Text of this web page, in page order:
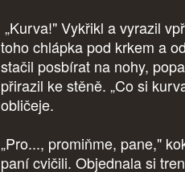
„Kurva!" Vykřikl a vyrazil
toho chlápka pod krkem a
stačil posbírat na nohy,
přirazil ke stěně. „Co si
obličeje.
„Pro..., promiňme, pane,"
paní cvičili. Objednala si